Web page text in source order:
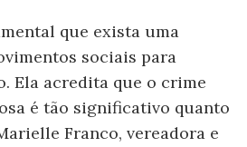
que exista uma
sociais para
Ela acredita que o crime
é tão significativo quanto
Franco, vereadora e